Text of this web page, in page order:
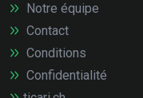
Notre équipe
Contact
Conditions
Confidentialité